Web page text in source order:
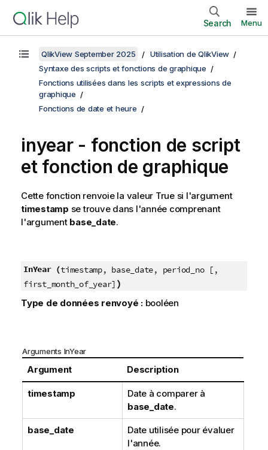
Search Menu
QlikView September 2025
Utilisation de QlikView
Syntaxe des scripts et fonctions de graphique
Fonctions utilisées dans les scripts et expressions de
graphique
Fonctions de date et heure
inyear - fonction de script
et fonction de graphique
Cette fonction renvoie la valeur Truesi l'argument
timestamp se trouve dans l'année comprenant
l'argument base_date.
InYear (timestamp, base_date, period_no [,
first_month_of_year] )
Type de données renvoyé :booléen
Arguments InYear
Argument Description
timestamp
Date à comparer à
base_date.
base_date
Date utilisée pour évaluer
l'année.